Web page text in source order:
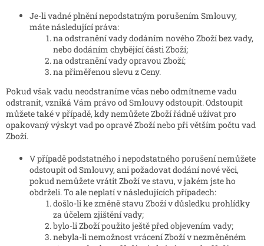
Je-li vadné plnění nepodstatným porušením Smlouvy,
máte následující práva:
na odstranění vady dodáním nového Zboží bez vady,
nebo dodáním chybějící části Zboží;
na odstranění vady opravou Zboží;
na přiměřenou slevu z Ceny.
Pokud však vadu neodstraníme včas nebo odmítneme vadu
odstranit, vzniká Vám právo od Smlouvy odstoupit. Odstoupit
můžete také v případě, kdy nemůžete Zboží řádně užívat pro
opakovaný výskyt vad po opravě Zboží nebo při větším počtu vad
Zboží.
V případě podstatného i nepodstatného porušení nemůžete
odstoupit od Smlouvy, ani požadovat dodání nové věci,
pokud nemůžete vrátit Zboží ve stavu, v jakém jste ho
obdrželi. To ale neplatí v následujících případech:
došlo-li ke změně stavu Zboží v důsledku prohlídky
za účelem zjištění vady;
bylo-li Zboží použito ještě před objevením vady;
nebyla-li nemožnost vrácení Zboží v nezměněném